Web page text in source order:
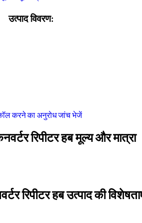
उत्पाद विवरण:
करने का अनुरोधजांच भेजें
रिपीटर हब मूल्य और मात्रा
रिपीटर हब उत्पाद की